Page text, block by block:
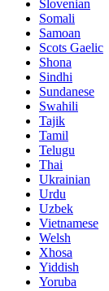
Slovenian
Somali
Samoan
Scots Gaelic
Shona
Sindhi
Sundanese
Swahili
Tajik
Tamil
Telugu
Thai
Ukrainian
Urdu
Uzbek
Vietnamese
Welsh
Xhosa
Yiddish
Yoruba